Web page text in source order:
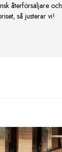
återförsäljare och
så justerar vi!